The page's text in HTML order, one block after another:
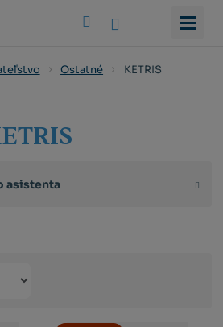
Ostatné KETRIS
asistenta